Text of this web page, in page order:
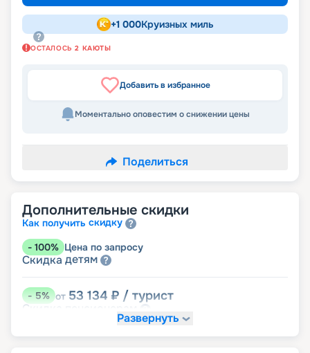
+1 000Круизных миль
ОСТАЛОСЬ 2 КАЮТЫ
Добавить в избранное
Моментально оповестим о снижении цены
Поделиться
Дополнительные скидки
Как получить скидку
- 100% Цена по запросу
Скидка детям
-5% от 53 134 ₽ / турист
Скидка
Развернуть